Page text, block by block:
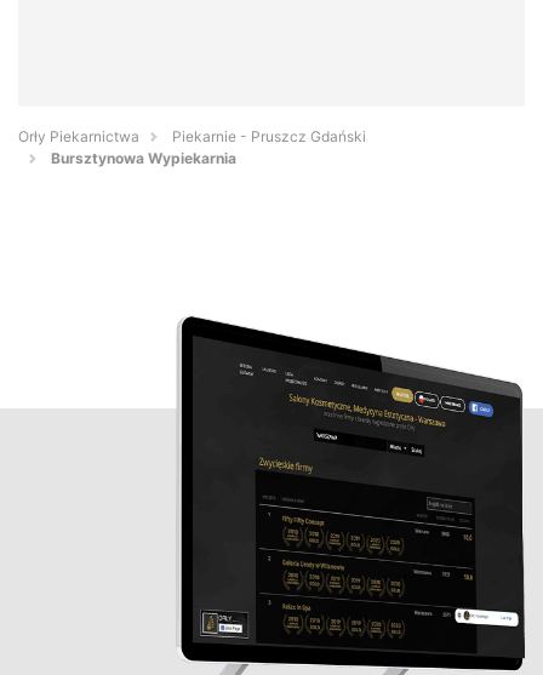
Orły Piekarnictwa
Piekarnie - Pruszcz Gdański
Bursztynowa Wypiekarnia